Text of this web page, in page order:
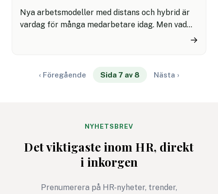
Nya arbetsmodeller med distans och hybrid är
vardag för många medarbetare idag. Men vad
hände egentligen med personalutbildningen och
lärandet och kunskapen halkat efter.
→
‹ Föregående Sida 7 av 8 Nästa ›
NYHETSBREV
Det viktigaste inom HR, direkt
i inkorgen
Prenumerera på HR-nyheter, trender,